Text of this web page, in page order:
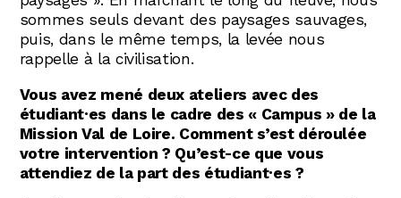
sommes seuls devant des paysages sauvages,
puis, dans le même temps, la levée nous
rappelle à la civilisation.
Vous avez mené deux ateliers avec des
étudiant·es dans le cadre des « Campus » de la
Mission Val de Loire. Comment s’est déroulée
votre intervention ? Qu’est-ce que vous
attendiez de la part des étudiant·es ?